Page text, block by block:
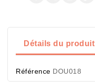
Détails du produit
Référence DOU018